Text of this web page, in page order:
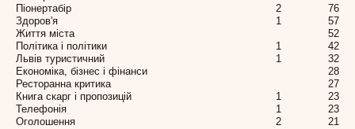
Піонертабір
2
76
Здоров'я
1
57
Життя міста
52
Політика і політики
1
42
Львів туристичний
1
32
Економіка, бізнес і фінанси
28
Ресторанна критика
27
Книга скарг і пропозицій
1
23
Телефонія
1
23
Оголошення
2
21